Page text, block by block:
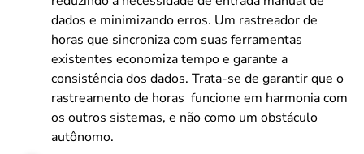
dados e minimizando erros. Um rastreador de
horas que sincroniza com suas ferramentas
existentes economiza tempo e garante a
consistência dos dados. Trata-se de garantir que o
rastreamento de horas funcione em harmonia com
os outros sistemas, e não como um obstáculo
autônomo.